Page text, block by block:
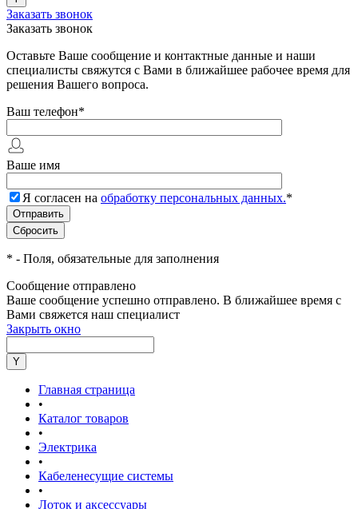
Заказать звонок
Заказать звонок
Оставьте Ваше сообщение и контактные данные и наши
специалисты свяжутся с Вами в ближайшее рабочее время для
решения Вашего вопроса.
Ваш телефон*
Ваше имя
Я согласен на обработку персональных данных.*
* - Поля, обязательные для заполнения
Сообщение отправлено
Ваше сообщение успешно отправлено. В ближайшее время с
Вами свяжется наш специалист
Закрыть окно
Главная страница
•
Каталог товаров
•
Электрика
•
Кабеленесущие системы
•
Лоток и аксессуары